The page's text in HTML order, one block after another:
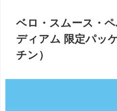
ベロ・スムース・
ディアム 限定パッ
チン）